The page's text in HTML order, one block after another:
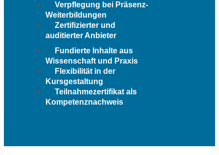
Verpflegung bei Präsenz-
Weiterbildungen
Zertifizierter und
auditierter Anbieter
Fundierte Inhalte aus
Wissenschaft und Praxis
Flexibilität in der
Kursgestaltung
Teilnahmezertifikat als
Kompetenznachweis